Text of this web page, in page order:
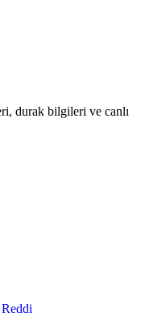
durak bilgileri ve canlı